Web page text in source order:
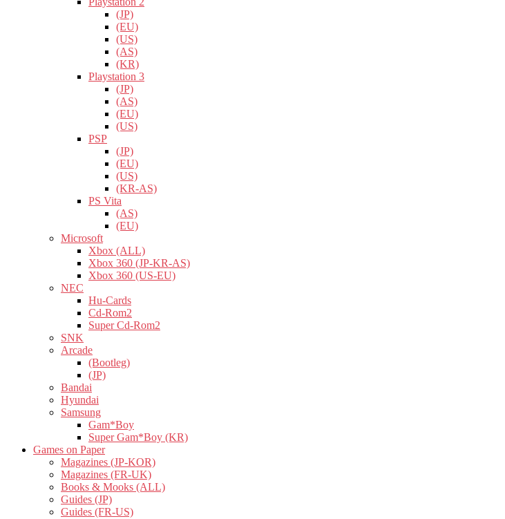
(JP)
(EU)
(US)
(AS)
(KR)
Playstation 3
(JP)
(AS)
(EU)
(US)
PSP
(JP)
(EU)
(US)
(KR-AS)
PS Vita
(AS)
(EU)
Microsoft
Xbox (ALL)
Xbox 360 (JP-KR-AS)
Xbox 360 (US-EU)
NEC
Hu-Cards
Cd-Rom2
Super Cd-Rom2
SNK
Arcade
(Bootleg)
(JP)
Bandai
Hyundai
Samsung
Gam*Boy
Super Gam*Boy (KR)
Games on Paper
Magazines (JP-KOR)
Magazines (FR-UK)
Books & Mooks (ALL)
Guides (JP)
Guides (FR-US)